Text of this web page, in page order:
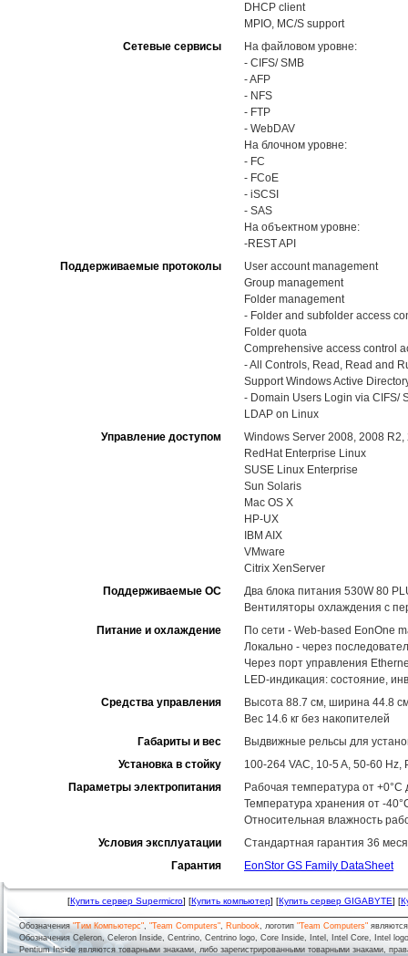
DHCP client
MPIO, MC/S support
Сетевые сервисы
На файловом уровне:
- CIFS/ SMB
- AFP
- NFS
- FTP
- WebDAV
На блочном уровне:
- FC
- FCoE
- iSCSI
- SAS
На объектном уровне:
-REST API
Поддерживаемые протоколы
User account management
Group management
Folder management
- Folder and subfolder access
Folder quota
Comprehensive access control
- All Controls, Read, Read and
Support Windows Active
- Domain Users Login via CIFS/
LDAP on Linux
Управление доступом
Windows Server 2008, 2008
RedHat Enterprise Linux
SUSE Linux Enterprise
Sun Solaris
Mac OS X
HP-UX
IBM AIX
VMware
Citrix XenServer
Поддерживаемые ОС
Два блока питания 530W 80
Вентиляторы охлаждения с
Питание и охлаждение
По сети - Web-based EonOne
Локально - через
Через порт управления
LED-индикация: состояние,
Средства управления
Высота 88.7 см, ширина 44.8
Вес 14.6 кг без накопителей
Габариты и вес
Выдвижные рельсы для
Установка в стойку
100-264 VAC, 10-5 A, 50-60 Hz,
Параметры электропитания
Рабочая температура от +0°C
Температура хранения от -
Относительная влажность
Условия эксплуатации
Стандартная гарантия 36
Гарантия
EonStor GS Family DataSheet
[Купить сервер Supermicro] [Купить компьютер] [Купить сервер GIGABYTE] [
Обозначения"Тим Компьютерс", "Team Computers", Runbook, логотип "Team Computers"
Обозначения Celeron, Celeron Inside, Centrino, Centrino logo, Core Inside, Intel, Intel Core, Intel
Pentium Inside являются товарными знаками, либо зарегистрированными товарными знаками,